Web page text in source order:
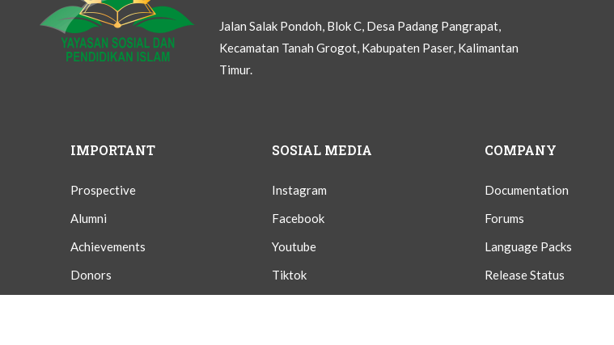
Jalan Salak Pondoh, Blok C, Desa Padang Pangrapat,
Kecamatan Tanah Grogot, Kabupaten Paser, Kalimantan
Timur.
IMPORTANT
Prospective
Alumni
Achievements
Donors
SOSIAL MEDIA
Instagram
Facebook
Youtube
Tiktok
COMPANY
Documentation
Forums
Language Packs
Release Status